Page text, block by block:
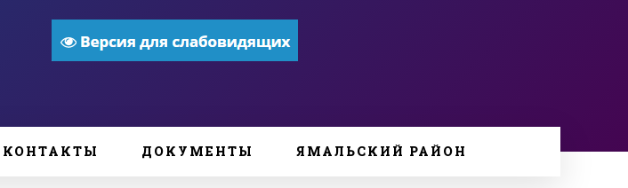
КОНТАКТЫ ДОКУМЕНТЫ ЯМАЛЬСКИЙ РАЙОН